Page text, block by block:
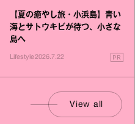
【夏の癒やし旅・小浜島】青い
海とサトウキビが待つ、小さな
島へ
Lifestyle2026.7.22 PR
View all